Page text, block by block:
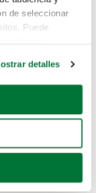
de seleccionar
Puede
geográfica
activamente
(huellas
se procesan sus
detalles
estás